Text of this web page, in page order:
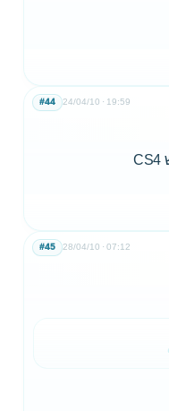
24/04/10 19:59
#44
28/04/10 07:12
#45